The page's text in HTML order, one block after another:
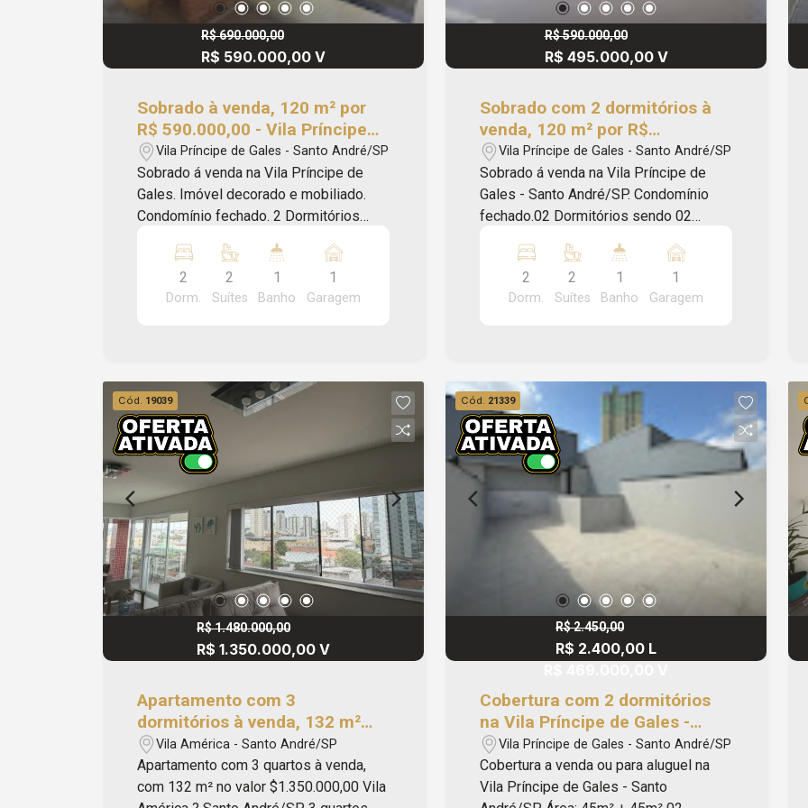
R$ 690.000,00
R$ 590.000,00 V
Sobrado à venda, 120 m² por
R$ 590.000,00 - Vila Príncipe
de Gales - Santo André/SP
Vila Príncipe de Gales - Santo André/SP
Sobrado á venda na Vila Príncipe de
Gales. Imóvel decorado e mobiliado.
Condomínio fechado. 2 Dormitórios
2 ambientes, área de serviço,
churrasqueira e 1 vaga de garagem.
Ótima localização com fácil acesso aos
Administração e Consultoria - CRECI:
J33616. #blackapriori
2
Dorm.
2
Suítes
1
Banho
1
Garagem
R$ 590.000,00
R$ 495.000,00 V
Sobrado com 2 dormitórios à
venda, 120 m² por R$
495.000,00 - Vila Príncipe de
Gales - Santo André/SP
Vila Príncipe de Gales - Santo André/SP
Sobrado á venda na Vila Príncipe de
Gales - Santo André/SP. Condomínio
fechado.02 Dormitórios sendo 02
ambientes, área de serviço,
churrasqueira e 01 vaga de garagem.
Ótima localização com fácil acesso aos
Administração e Consultoria - CRECI:
J33616. - SO0800 #blackapriori
2
Dorm.
2
Suítes
1
Banho
1
Garagem
Cód. 19039
R$ 1.480.000,00
R$ 1.350.000,00 V
Apartamento com 3
dormitórios à venda, 132 m²
por R$ 1.350.000,00 - Vila
América - Santo André/SP
Vila América - Santo André/SP
Apartamento com 3 quartos à venda,
com 132 m² no valor $1.350.000,00 Vila
Cód. 21339
R$ 2.450,00
R$ 2.400,00 L
Cobertura com 2 dormitórios
na Vila Príncipe de Gales -
Santo André/SP
Vila Príncipe de Gales - Santo André/SP
Cobertura a venda ou para aluguel na
Vila Príncipe de Gales - Santo